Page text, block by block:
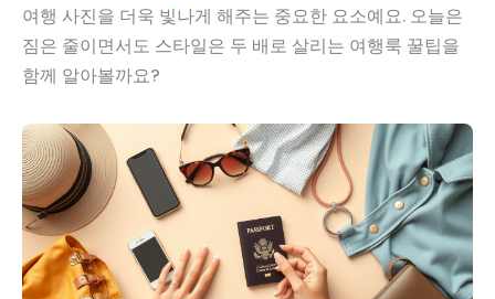
여행 사진을 더욱 빛나게 해주는 중요한 요소예요. 오늘은
짐은 줄이면서도 스타일은 두 배로 살리는 여행룩 꿀팁을
함께 알아볼까요?